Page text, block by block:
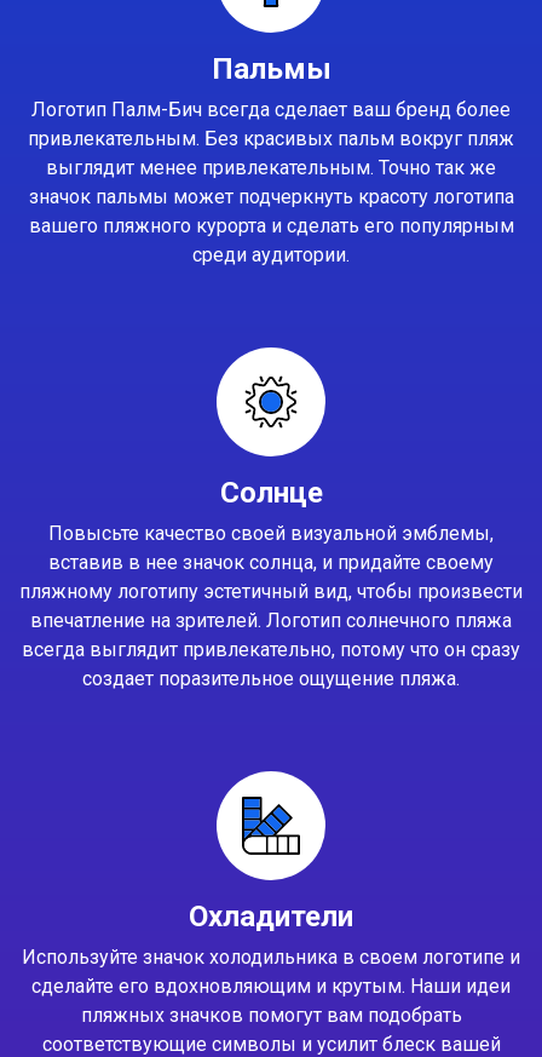
Пальмы
Логотип Палм-Бич всегда сделает ваш бренд более
привлекательным. Без красивых пальм вокруг пляж
выглядит менее привлекательным. Точно так же
значок пальмы может подчеркнуть красоту логотипа
вашего пляжного курорта и сделать его популярным
среди аудитории.
Солнце
Повысьте качество своей визуальной эмблемы,
вставив в нее значок солнца, и придайте своему
пляжному логотипу эстетичный вид, чтобы произвести
впечатление на зрителей. Логотип солнечного пляжа
всегда выглядит привлекательно, потому что он сразу
создает поразительное ощущение пляжа.
Охладители
Используйте значок холодильника в своем логотипе и
сделайте его вдохновляющим и крутым. Наши идеи
пляжных значков помогут вам подобрать
соответствующие символы и усилит блеск вашей